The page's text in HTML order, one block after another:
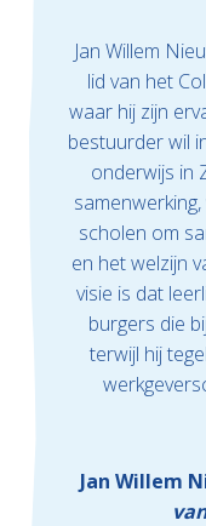
Jan Willem
lid van het
waar hij zijn
bestuurder wil
onderwijs in
scholen om
en het welzijn
visie is dat
burgers die
terwijl hij
Jan Willem